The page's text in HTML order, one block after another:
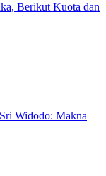
Berikut Kuota dan
Widodo: Makna